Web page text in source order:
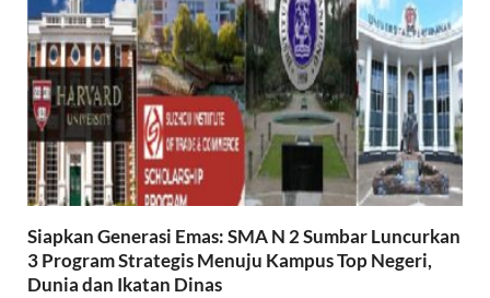
Siapkan Generasi Emas: SMA N 2 Sumbar Luncurkan
3 Program Strategis Menuju Kampus Top Negeri,
Dunia dan Ikatan Dinas